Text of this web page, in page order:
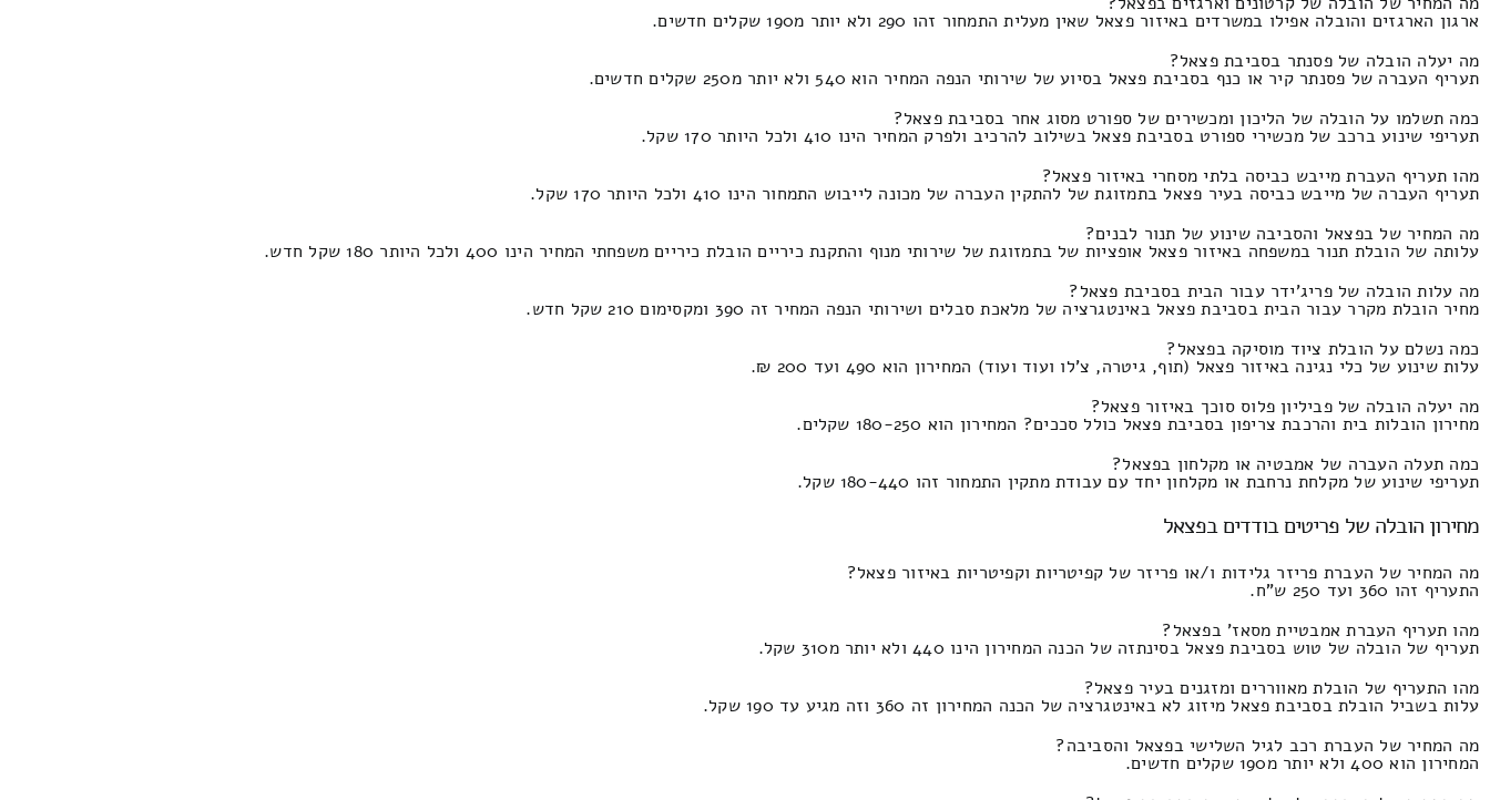
ארגון הארגזים והובלה אפילו במשרדים באיזור פצאל שאין מעלית התמחור זהו 290 ולא יותר מ190 שקלים חדשים.
מה יעלה הובלה של פסנתר בסביבת פצאל?
תעריף העברה של פסנתר קיר או כנף בסביבת פצאל בסיוע של שירותי הנפה המחיר הוא 540 ולא יותר מ250 שקלים חדשים.
כמה תשלמו על הובלה של הליכון ומכשירים של ספורט מסוג אחר בסביבת פצאל?
תעריפי שינוע ברכב של מכשירי ספורט בסביבת פצאל בשילוב להרכיב ולפרק המחיר הינו 410 ולכל היותר 170 שקל.
מהו תעריף העברת מייבש כביסה בלתי מסחרי באיזור פצאל?
תעריף העברה של מייבש כביסה בעיר פצאל בתמזוגת של להתקין העברה של מכונה לייבוש התמחור הינו 410 ולכל היותר 170 שקל.
מה המחיר של בפצאל והסביבה שינוע של תנור לבנים?
עלותה של הובלת תנור במשפחה באיזור פצאל אופציות של בתמזוגת של שירותי מנוף והתקנת כיריים הובלת כיריים משפחתי המחיר הינו 400 ולכל היותר 180 שקל חדש.
מה עלות הובלה של פריג'ידר עבור הבית בסביבת פצאל?
מחיר הובלת מקרר עבור הבית בסביבת פצאל באינטגרציה של מלאכת סבלים ושירותי הנפה המחיר זה 390 ומקסימום 210 שקל חדש.
כמה נשלם על הובלת ציוד מוסיקה בפצאל?
עלות שינוע של כלי נגינה באיזור פצאל (תוף, גיטרה, צ'לו ועוד ועוד) המחירון הוא 490 ועד 200 ₪.
מה יעלה הובלה של פביליון פלוס סוכך באיזור פצאל?
מחירון הובלות בית והרכבת צריפון בסביבת פצאל כולל סככים? המחירון הוא 180-250 שקלים.
כמה תעלה העברה של אמבטיה או מקלחון בפצאל?
תעריפי שינוע של מקלחת נרחבת או מקלחון יחד עם עבודת מתקין התמחור זהו 180-440 שקל.
מחירון הובלה של פריטים בודדים בפצאל
מה המחיר של העברת פריזר גלידות ו/או פריזר של קפיטריות וקפיטריות באיזור פצאל?
התעריף זהו 360 ועד 250 ש"ח.
מהו תעריף העברת אמבטיית מסאז' בפצאל?
תעריף של הובלה של טוש בסביבת פצאל בסינתזה של הכנה המחירון הינו 440 ולא יותר מ310 שקל.
מהו התעריף של הובלת מאווררים ומזגנים בעיר פצאל?
עלות בשביל הובלת בסביבת פצאל מיזוג לא באינטגרציה של הכנה המחירון זה 360 וזה מגיע עד 190 שקל.
מה המחיר של העברת רכב לגיל השלישי בפצאל והסביבה?
המחירון הוא 400 ולא יותר מ190 שקלים חדשים.